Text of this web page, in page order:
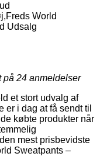
World
Udsalg
på 24 anmeldelser
et stort udvalg af
i dag at få sendt til
købte produkter når
mest prisbevidste
Sweatpants –